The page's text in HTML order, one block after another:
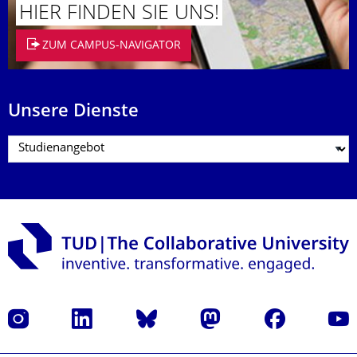
HIER FINDEN SIE UNS!
ZUM CAMPUS-NAVIGATOR
Unsere Dienste
Instagram LinkedIn Bluesky Mastodon Facebook